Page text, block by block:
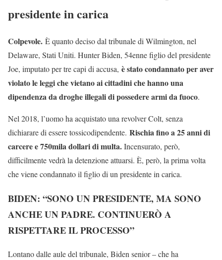
presidente in carica
Colpevole. È quanto deciso dal tribunale di Wilmington, nel
Delaware, Stati Uniti. Hunter Biden, 54enne figlio del presidente
Joe, imputato per tre capi di accusa, è stato condannato per aver
violato le leggi che vietano ai cittadini che hanno una
dipendenza da droghe illegali di possedere armi da fuoco.
Nel 2018, l’uomo ha acquistato una revolver Colt, senza
dichiarare di essere tossicodipendente. Rischia fino a 25 anni di
carcere e 750mila dollari di multa.Incensurato, però,
difficilmente vedrà la detenzione attuarsi. È, però, la prima volta
che viene condannato il figlio di un presidente in carica.
BIDEN: “SONO UN PRESIDENTE, MA SONO
ANCHE UN PADRE. CONTINUERÒ A
RISPETTARE IL PROCESSO”
Lontano dalle aule del tribunale, Biden senior – che ha